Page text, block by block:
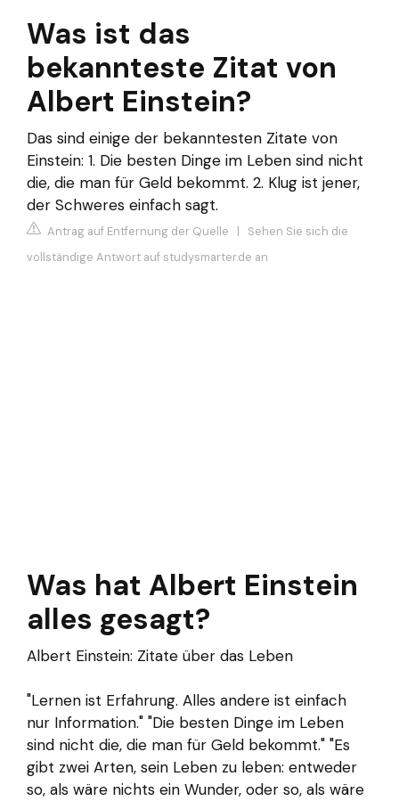
Was ist das
bekannteste Zitat von
Albert Einstein?
Das sind einige der bekanntesten Zitate von
Einstein: 1. Die besten Dinge im Leben sind nicht
die, die man für Geld bekommt. 2. Klug ist jener,
der Schweres einfach sagt.
Antrag auf Entfernung der Quelle | Sehen Sie sich die
vollständige Antwort auf studysmarter.de an
Was hat Albert Einstein
alles gesagt?
Albert Einstein: Zitate über das Leben
"Lernen ist Erfahrung. Alles andere ist einfach
nur Information." "Die besten Dinge im Leben
sind nicht die, die man für Geld bekommt." "Es
gibt zwei Arten, sein Leben zu leben: entweder
so, als wäre nichts ein Wunder, oder so, als wäre